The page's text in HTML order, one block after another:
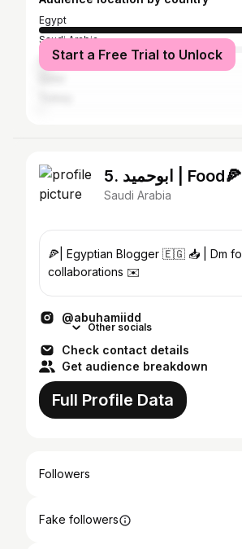
Egypt
Saudi Arabia
United Arab Emirates
Start a Free Trial to Unlock
5. ابوحميد | Food🍕
Saudi Arabia
🍕| Egyptian Blogger 🇪🇬 📥 | Dm for
collaborations ✉️
@abuhamiidd
Other socials
Check contact details
Get audience breakdown
Full Profile Data
Followers
Fake followers